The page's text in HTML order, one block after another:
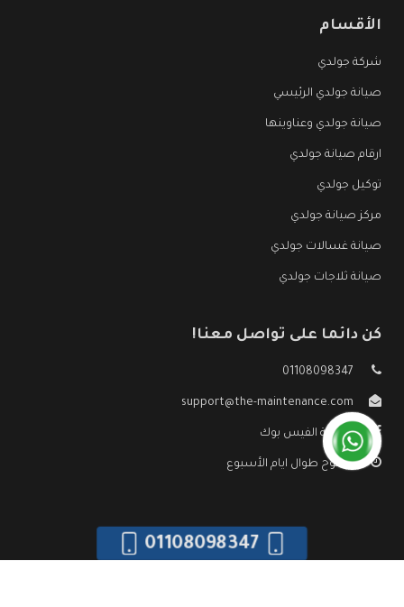
الأقسام
شركة جولدي
صيانة جولدي الرئيسي
صيانة جولدي وعناوينها
ارقام صيانة جولدي
توكيل جولدي
مركز صيانة جولدي
صيانة غسالات جولدي
صيانة ثلاجات جولدي
كن دائما على تواصل معنا!
01108098347
support@the-maintenance.com
صفحة الفيس بوك
مفتوح طوال ايام الأسبوع
01108098347